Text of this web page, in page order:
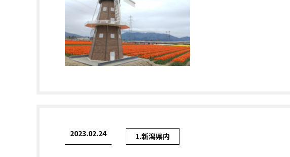
2023.02.24 1.新潟県内